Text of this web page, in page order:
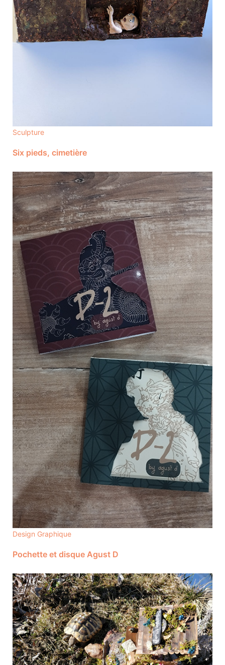
Sculpture
Six pieds, cimetière
Design Graphique
Pochette et disque Agust D